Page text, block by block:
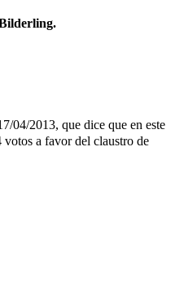
04/2013, que dice que en este
a favor del claustro de